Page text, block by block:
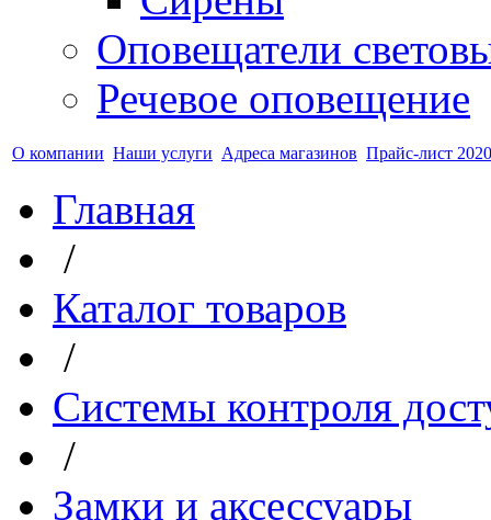
Оповещатели
Речевое оповещение
О компании Наши услуги Адреса магазинов Прайс-лист
Главная
/
Каталог товаров
/
Системы контроля
/
Замки и аксессуары